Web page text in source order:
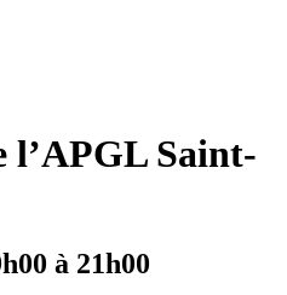
l’APGL Saint-
à 21h00